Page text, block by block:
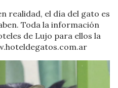
realidad, el día del gato es
Toda la información
de Lujo para ellos la